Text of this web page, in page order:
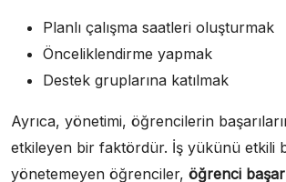
Planlı çalışma saatleri oluşturmak
Önceliklendirme yapmak
Destek gruplarına katılmak
Ayrıca, yönetimi, öğrencilerin
etkileyen bir faktördür. İş yükünü etkili
yönetemeyen öğrenciler, öğrenci